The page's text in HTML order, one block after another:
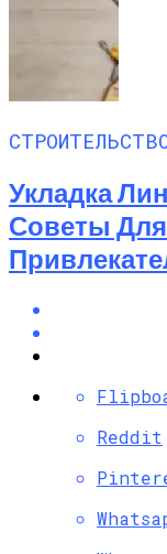
Укладка
Советы
Reddit